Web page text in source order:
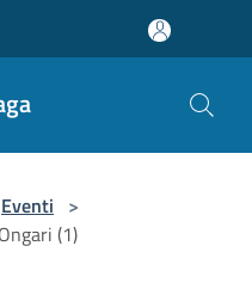
Eventi >
(1)